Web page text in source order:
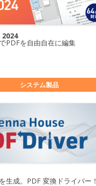
2024
PDFを自由自在に編集
システム製品
生成。PDF 変換ドライバー！